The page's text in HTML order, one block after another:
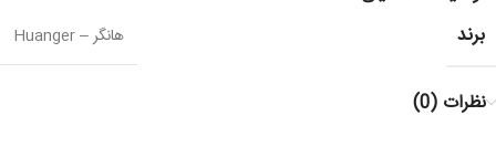
برند
هانگر – Huanger
نظرات (0)